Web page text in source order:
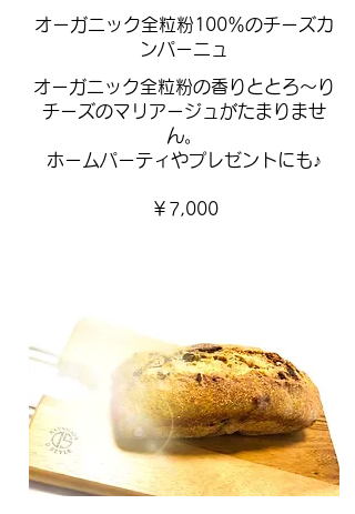
オーガニック全粒粉100％のチーズカ
ンパーニュ
オーガニック全粒粉の香りととろ～り
チーズのマリアージュがたまりませ
ん。
ホームパーティやプレゼントにも♪
￥7,000